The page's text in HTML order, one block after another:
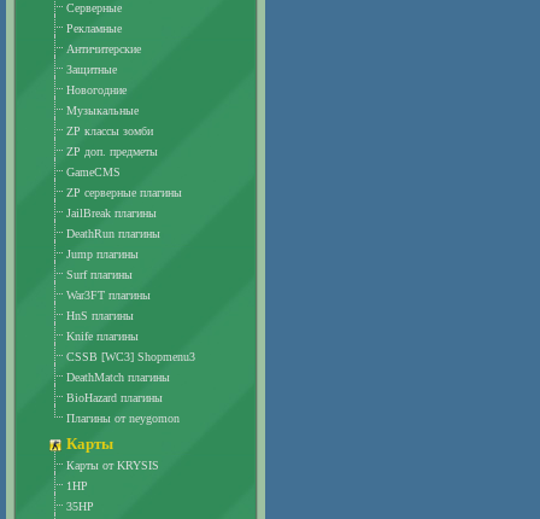
Серверные
Рекламные
Античитерские
Защитные
Новогодние
Музыкальные
ZP классы зомби
ZP доп. предметы
GameCMS
ZP серверные плагины
JailBreak плагины
DeathRun плагины
Jump плагины
Surf плагины
War3FT плагины
HnS плагины
Knife плагины
CSSB [WC3] Shopmenu3
DeathMatch плагины
BioHazard плагины
Плагины от neygomon
Карты
Карты от KRYSIS
1HP
35HP